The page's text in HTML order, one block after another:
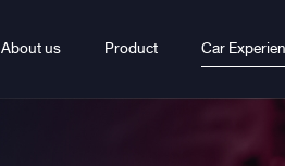
About us Product Car